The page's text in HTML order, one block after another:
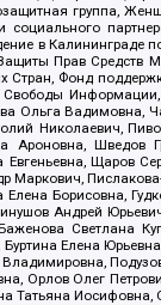
группа,
в Калининграде по
Прав
Фонд
Вадимовна,
Николаевич,
Шведов
Щаров
Маркович,
Борисовна,
Андрей
Светлана
Елена
Орлов Олег
Татьяна